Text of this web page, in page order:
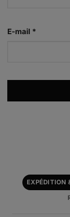
E-mail *
EXPÉDITION